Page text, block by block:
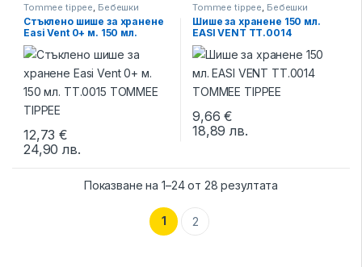
Tommee tippee Бебешки
бутилки Бебешки бутилки и
биберони
Стъклено шише за хранене
Easi Vent 0+ м. 150 мл.
TT.0015 TOMMEE TIPPEE
12,73€
24,90лв.
Tommee tippee Бебешки
бутилки Бебешки бутилки и
биберони
Шише за хранене 150 мл.
EASI VENT TT.0014
TOMMEE TIPPEE
9,66€
18,89лв.
Показване на 1–24 от 28 резултата
1 2